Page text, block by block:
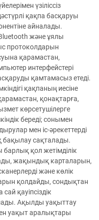
үзіліссіз
қақпа басқаруы
айналады.
Bluetooth және ұялы
протоколдарын
қарамастан,
интерфейстері
қамтамасыз етеді.
қақпаның иесіне
қонақтарға,
көрсетушілерге
береді; сонымен
мен іс-әрекеттерді
бақылау сақталады.
қол жетімділік
жақындық карталарын,
және көлік
қолдайды, сондықтан
қауіпсіздік
Ақылды уақыттау
уақыт аралықтары